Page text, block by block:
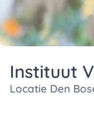
Instituut
Locatie Den